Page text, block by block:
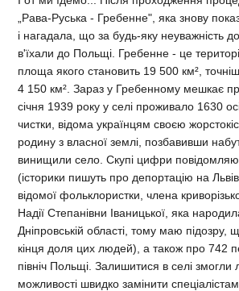
„Рава-Руська - Гребенне", яка знову
і нагадала, що за будь-яку неуважність
в'їхали до Польщі. Гребенне - це
площа якого становить 19 500 км²,
4 150 км². Зараз у Гребенному мешкає
січня 1939 року у селі проживало 1630
чистки, відома українцям своєю
родину з власної землі, позбавивши
винищили село. Скупі цифри
(історики пишуть про депортацію на
відомої фольклористки, члена
Надії Степанівни Іваницької, яка
Дніпровській області, тому маю
кінця доля цих людей), а також про 742
північ Польщі. Залишитися в селі змогли
можливості швидко замінити